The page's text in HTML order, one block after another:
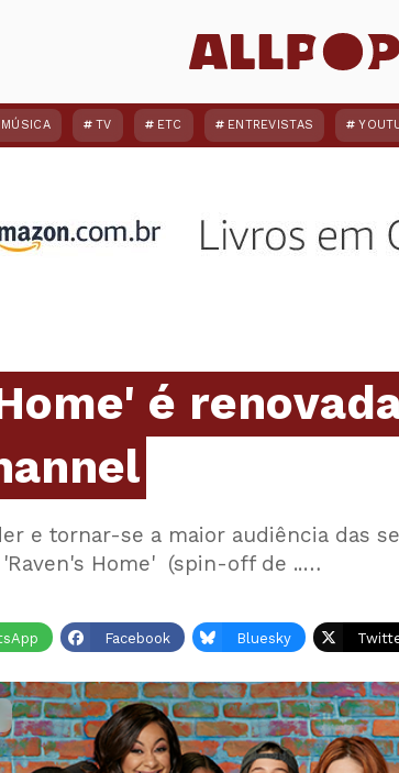
MÚSICA TV ETC ENTREVISTAS
é
e tornar-se a maior audiência das
Home' (spin-off de ..…
Facebook Bluesky